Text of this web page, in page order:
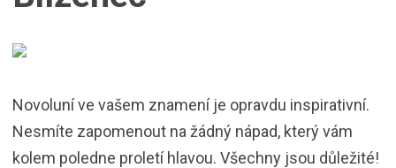
Novoluní ve vašem znamení je opravdu inspirativní.
Nesmíte zapomenout na žádný nápad, který vám
kolem poledne proletí hlavou. Všechny jsou důležité!